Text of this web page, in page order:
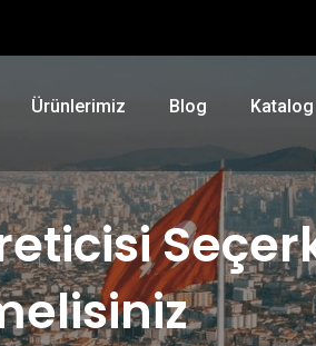
Ürünlerimiz Blog Katalog